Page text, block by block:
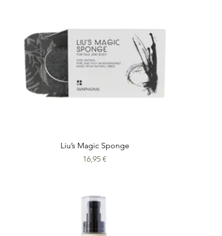
Liu’s Magic Sponge
Prix
16,95 €